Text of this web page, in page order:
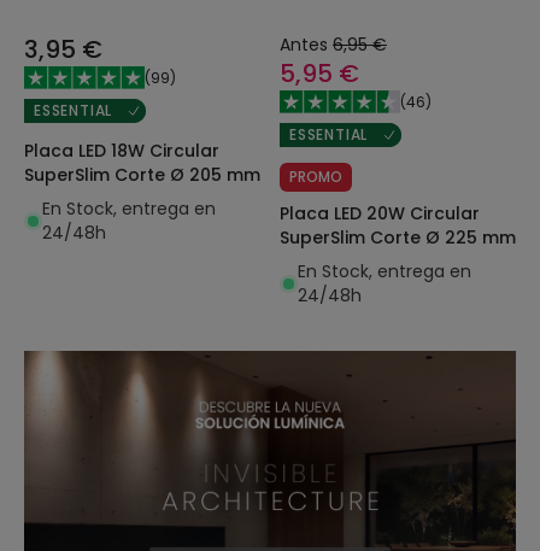
3,95 €
(99)
ESSENTIAL
Placa LED 18W Circular
SuperSlim Corte Ø 205 mm
En Stock, entrega en
24/48h
Antes 6,95 €
5,95 €
(46)
ESSENTIAL
PROMO
Placa LED 20W Circular
SuperSlim Corte Ø 225 mm
En Stock, entrega en
24/48h